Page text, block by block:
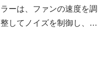
ラーは、ファンの速度を調
整してノイズを制御し、3